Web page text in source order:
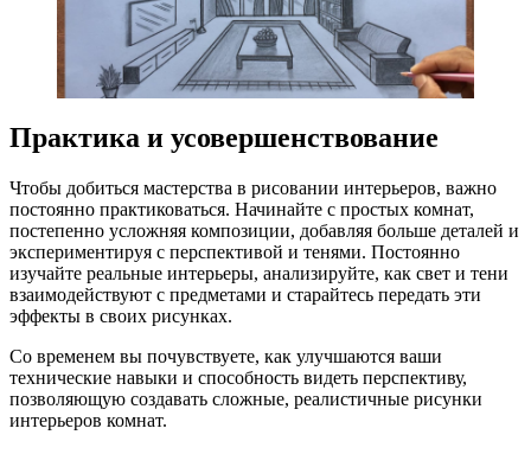
Практика и усовершенствование
Чтобы добиться мастерства в рисовании интерьеров, важно
постоянно практиковаться. Начинайте с простых комнат,
постепенно усложняя композиции, добавляя больше деталей и
экспериментируя с перспективой и тенями. Постоянно
изучайте реальные интерьеры, анализируйте, как свет и тени
взаимодействуют с предметами и старайтесь передать эти
эффекты в своих рисунках.
Со временем вы почувствуете, как улучшаются ваши
технические навыки и способность видеть перспективу,
позволяющую создавать сложные, реалистичные рисунки
интерьеров комнат.